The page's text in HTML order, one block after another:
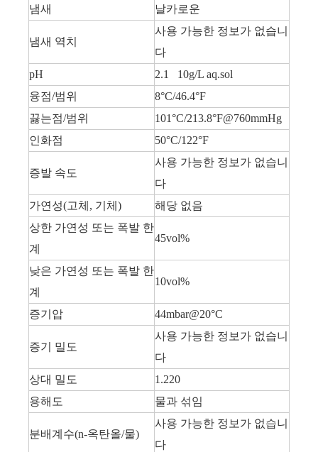
냄새
날카로운
냄새 역치
사용 가능한 정보가 없습니
다
pH
2.1 10g/L aq.sol
융점/범위
8°C/46.4°F
끓는점/범위
101°C/213.8°F@760mmHg
인화점
50°C/122°F
증발 속도
사용 가능한 정보가 없습니
다
가연성(고체, 기체)
해당 없음
상한 가연성 또는 폭발 한
계
45vol%
낮은 가연성 또는 폭발 한
계
10vol%
증기압 44mbar@20°C
증기 밀도
사용 가능한 정보가 없습니
다
상대 밀도
1.220
용해도
물과 섞임
분배계수(n-옥탄올/물)
사용 가능한 정보가 없습니
다